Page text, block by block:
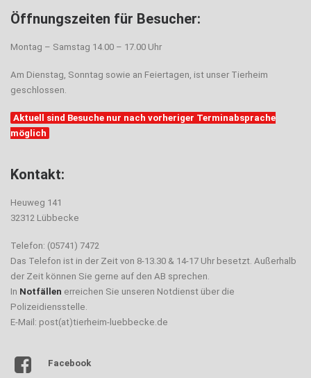
Öffnungszeiten für Besucher:
Montag – Samstag 14.00 – 17.00 Uhr
Am Dienstag, Sonntag sowie an Feiertagen, ist unser Tierheim
geschlossen.
Aktuell sind Besuche nur nach vorheriger Terminabsprache
möglich
Kontakt:
Heuweg 141
32312 Lübbecke
Telefon: (05741) 7472
Das Telefon ist in der Zeit von 8-13.30 & 14-17 Uhr besetzt. Außerhalb
der Zeit können Sie gerne auf den AB sprechen.
In Notfällen erreichen Sie unseren Notdienst über die
Polizeidiensstelle.
E-Mail: post(at)tierheim-luebbecke.de
Facebook